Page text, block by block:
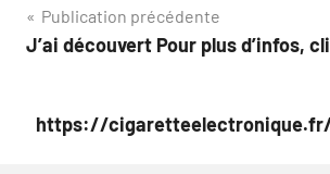
Navigation
de
Publication précédente
J’ai découvert Pour plus d’infos,
https://cigaretteelectronique.fr/